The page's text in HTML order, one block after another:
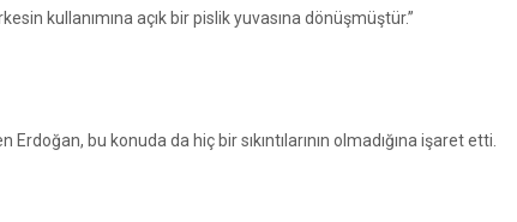
kullanımına açık bir pislik yuvasına dönüşmüştür.”
bu konuda da hiç bir sıkıntılarının olmadığına işaret etti.